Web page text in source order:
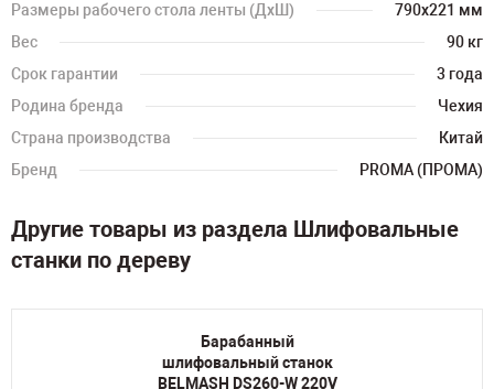
Размеры рабочего стола ленты (ДхШ)
790x221 мм
Вес
90 кг
Срок гарантии
3 года
Родина бренда
Чехия
Страна производства
Китай
Бренд
PROMA (ПРОМА)
Другие товары из раздела Шлифовальные
станки по дереву
Барабанный
шлифовальный станок
BELMASH DS260-W 220V